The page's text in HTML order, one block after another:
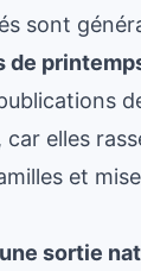
sont
de
elles
et
sortie